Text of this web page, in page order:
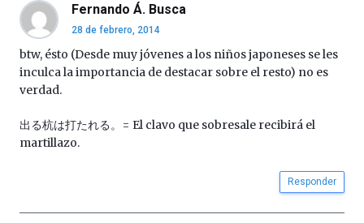
Fernando Á. Busca
28 de febrero, 2014
btw, ésto (Desde muy jóvenes a los niños japoneses se les
inculca la importancia de destacar sobre el resto) no es
verdad.
出る杭は打たれる。= El clavo que sobresale recibirá el
martillazo.
Responder